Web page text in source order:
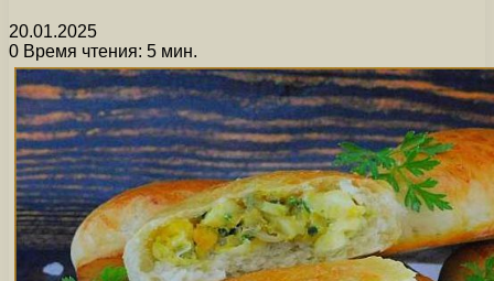
20.01.2025
0 Время чтения: 5 мин.